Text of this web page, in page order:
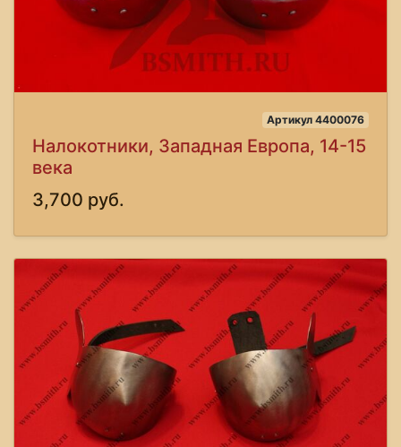
Артикул 4400076
Налокотники, Западная Европа, 14-15
века
3,700 руб.